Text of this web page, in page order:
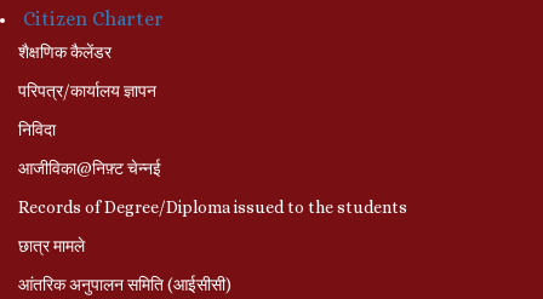
Citizen Charter
शैक्षणिक कैलेंडर
परिपत्र/कार्यालय ज्ञापन
निविदा
आजीविका@निफ़्ट चेन्नई
Records of Degree/Diploma issued to the students
छात्र मामले
आंतरिक अनुपालन समिति (आईसीसी)